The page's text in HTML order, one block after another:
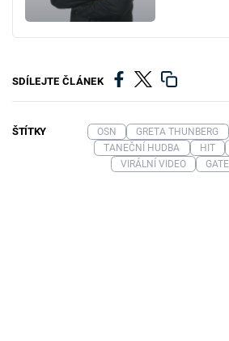
SDÍLEJTE ČLÁNEK
ŠTÍTKY OSN GRETA THUNBERG
TANEČNÍ HUDBA
HIT
VIRÁLNÍ VIDEO